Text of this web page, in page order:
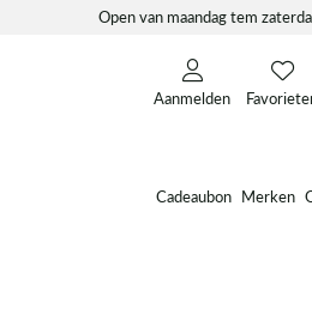
Open van maandag tem
Aanmelden
Cadeaubon Merken